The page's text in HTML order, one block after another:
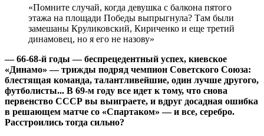
«Помните случай, когда девушка с балкона пятого
этажа на площади Победы выпрыгнула? Там были
замешаны Круликовский, Кириченко и еще третий
динамовец, но я его не назову»
— 66-68-й годы — беспрецедентный успех, киевское
«Динамо» — трижды подряд чемпион Советского Союза:
блестящая команда, талантливейшие, один лучше другого,
футболисты... В 69-м году все идет к тому, что снова
первенство СССР вы выиграете, и вдруг досадная ошибка
в решающем матче со «Спартаком» — и все, серебро.
Расстроились тогда сильно?